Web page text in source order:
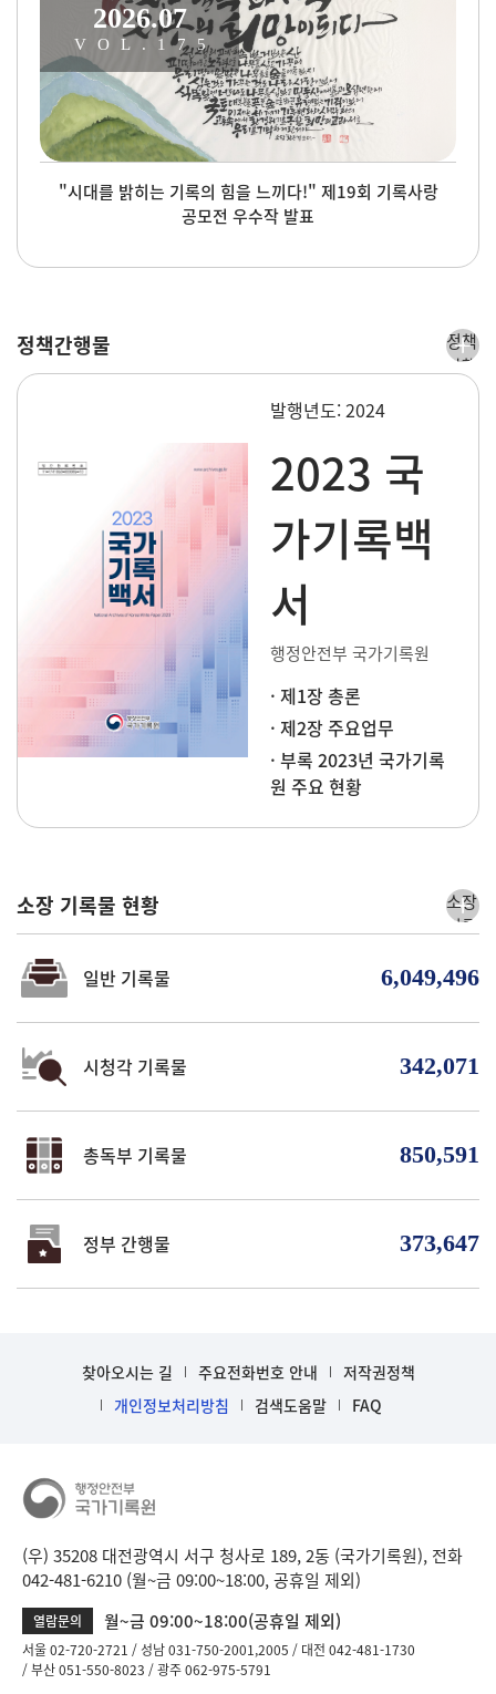
2026.07
VOL.175
"시대를 밝히는 기록의 힘을 느끼다!" 제19회 기록사랑
공모전 우수작 발표
정책간행물
발행년도: 2024
2023 국
가기록백
서
행정안전부 국가기록원
· 제1장 총론
· 제2장 주요업무
· 부록 2023년 국가기록
원 주요 현황
정책
간행
소장 기록물 현황
일반 기록물 6,049,496
시청각 기록물 342,071
총독부 기록물 850,591
정부 간행물 373,647
소장
기록
현황
기
찾아오시는 길 주요전화번호 안내
저작권정책
개인정보처리방침
검색도움말 FAQ
(우) 35208 대전광역시 서구 청사로 189, 2동 (국가기록원), 전화
042-481-6210 (월~금 09:00~18:00, 공휴일 제외)
열람문의 월~금 09:00~18:00(공휴일 제외)
서울 02-720-2721 성남 031-750-2001,2005
대전 042-481-1730
부산 051-550-8023
광주 062-975-5791